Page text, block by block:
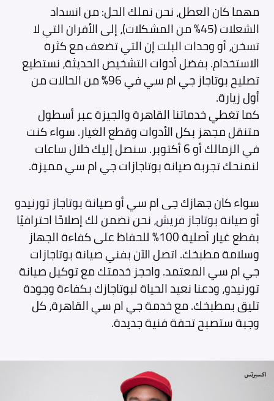
مهما كان العطل، نحن نملك الحل: من انسداد
الشعلات (45% من المشكلات)، إلى الأفران التي لا
تسخن، أو وحدات البلت إن التي تضعف مع كثرة
الاستخدام. بفضل أدوات التشخيص الحديثة، نستطيع
تصليح بوتاجاز جي ام سي في 96% من الحالات من
أول زيارة.
كما تغطي خدماتنا القاهرة والجيزة عبر أسطول
متنقل مجهز بكل الأدوات وقطع الغيار. سواء كنت
في الزمالك أو 6 أكتوبر. سنصل إليك خلال ساعات
لنمنحك تجربة صيانة بوتاجازات جي ام سي مميزة.
سواء كان جهازك جى ام سي أوصيانة بوتاجاز تورنيدو
أوصيانة بوتاجاز فريش، نحن نضمن لك إصلاحًا احترافيًا
بقطع غيار أصلية 100% للحفاظ على كفاءة الجهاز
وسلامة مطبخك. اتصل الآن بفني صيانة بوتاجازات
جي ام سي المعتمد. واحجز خدمتك مع توكيل صيانة
تورنيدو، ودعنا نعيد الحياة لبوتاجازك بكفاءة وجودة
تليق بمطبخك. مع خدمة جي ام سي القاهرة، كل
وجبة ستصبح تحفة فنية جديدة.